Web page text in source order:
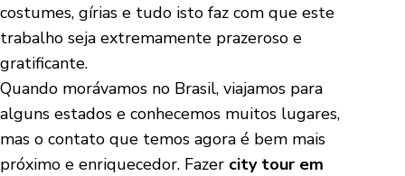
costumes, gírias e tudo isto faz com que este
trabalho seja extremamente prazeroso e
gratificante.
Quando morávamos no Brasil, viajamos para
alguns estados e conhecemos muitos lugares,
mas o contato que temos agora é bem mais
próximo e enriquecedor. Fazer city tour em